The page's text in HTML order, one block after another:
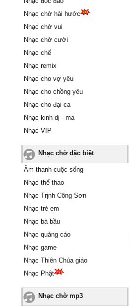
Nhạc chờ hài hước
Nhạc chờ vui
Nhạc chờ cười
Nhạc chế
Nhạc remix
Nhạc cho vợ yêu
Nhạc cho chồng yêu
Nhạc cho đại ca
Nhạc kinh dị - ma
Nhạc VIP
Nhạc chờ đặc biệt
Âm thanh cuộc sống
Nhạc thể thao
Nhạc Trịnh Công Sơn
Nhạc trẻ em
Nhạc bà bầu
Nhạc quảng cáo
Nhạc game
Nhạc Thiên Chúa giáo
Nhạc Phật
Nhạc chờ mp3